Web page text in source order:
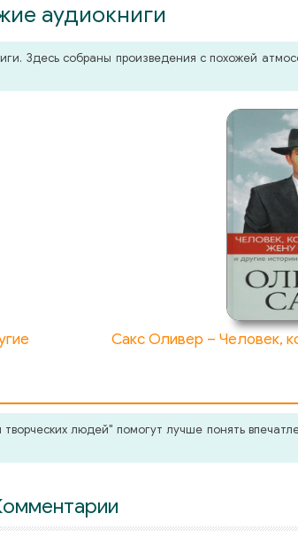
аудиокниги
Здесь собраны произведения с похожей
Сакс Оливер – Человек,
людей" помогут лучше понять